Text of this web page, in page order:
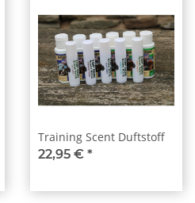
Training Scent Duftstoff
22,95 € *